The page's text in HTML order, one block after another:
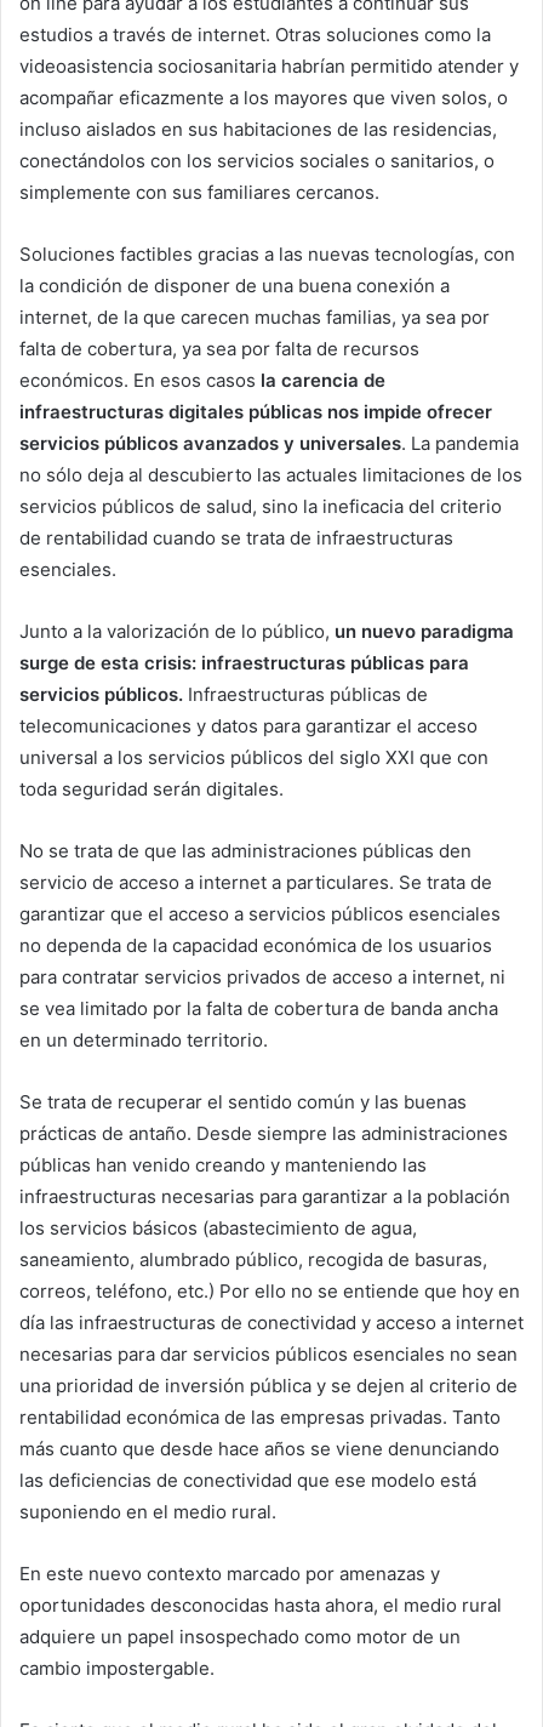
estudios a través de internet. Otras soluciones como la
videoasistencia sociosanitaria habrían permitido atender y
acompañar eficazmente a los mayores que viven solos, o
incluso aislados en sus habitaciones de las residencias,
conectándolos con los servicios sociales o sanitarios, o
simplemente con sus familiares cercanos.
Soluciones factibles gracias a las nuevas tecnologías, con
la condición de disponer de una buena conexión a
internet, de la que carecen muchas familias, ya sea por
falta de cobertura, ya sea por falta de recursos
económicos. En esos casos la carencia de
infraestructuras digitales públicas nos impide ofrecer
servicios públicos avanzados y universales. La pandemia
no sólo deja al descubierto las actuales limitaciones de los
servicios públicos de salud, sino la ineficacia del criterio
de rentabilidad cuando se trata de infraestructuras
esenciales.
Junto a la valorización de lo público, un nuevo paradigma
surge de esta crisis: infraestructuras públicas para
servicios públicos. Infraestructuras públicas de
telecomunicaciones y datos para garantizar el acceso
universal a los servicios públicos del siglo XXI que con
toda seguridad serán digitales.
No se trata de que las administraciones públicas den
servicio de acceso a internet a particulares. Se trata de
garantizar que el acceso a servicios públicos esenciales
no dependa de la capacidad económica de los usuarios
para contratar servicios privados de acceso a internet, ni
se vea limitado por la falta de cobertura de banda ancha
en un determinado territorio.
Se trata de recuperar el sentido común y las buenas
prácticas de antaño. Desde siempre las administraciones
públicas han venido creando y manteniendo las
infraestructuras necesarias para garantizar a la población
los servicios básicos (abastecimiento de agua,
saneamiento, alumbrado público, recogida de basuras,
correos, teléfono, etc.) Por ello no se entiende que hoy en
día las infraestructuras de conectividad y acceso a internet
necesarias para dar servicios públicos esenciales no sean
una prioridad de inversión pública y se dejen al criterio de
rentabilidad económica de las empresas privadas. Tanto
más cuanto que desde hace años se viene denunciando
las deficiencias de conectividad que ese modelo está
suponiendo en el medio rural.
En este nuevo contexto marcado por amenazas y
oportunidades desconocidas hasta ahora, el medio rural
adquiere un papel insospechado como motor de un
cambio impostergable.